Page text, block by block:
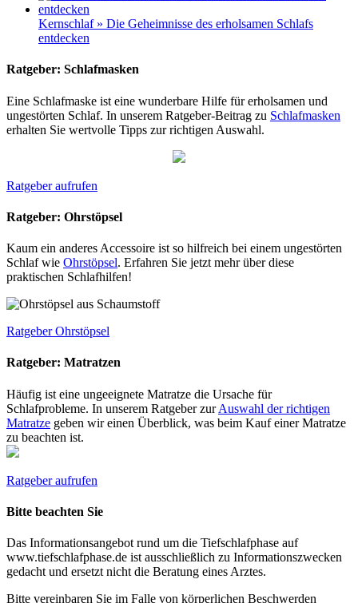
Kernschlaf » Die Geheimnisse des erholsamen Schlafs
entdecken
Ratgeber: Schlafmasken
Eine Schlafmaske ist eine wunderbare Hilfe für erholsamen und
ungestörten Schlaf. In unserem Ratgeber-Beitrag zu Schlafmasken
erhalten Sie wertvolle Tipps zur richtigen Auswahl.
Ratgeber aufrufen
Ratgeber: Ohrstöpsel
Kaum ein anderes Accessoire ist so hilfreich bei einem ungestörten
Schlaf wie Ohrstöpsel. Erfahren Sie jetzt mehr über diese
praktischen Schlafhilfen!
Ratgeber Ohrstöpsel
Ratgeber: Matratzen
Häufig ist eine ungeeignete Matratze die Ursache für
Schlafprobleme. In unserem Ratgeber zurAuswahl der richtigen
Matratze geben wir einen Überblick, was beim Kauf einer Matratze
zu beachten ist.
Ratgeber aufrufen
Bitte beachten Sie
Das Informationsangebot rund um die Tiefschlafphase auf
www.tiefschlafphase.de ist ausschließlich zu Informationszwecken
gedacht und ersetzt nicht die Beratung eines Arztes.
Bitte vereinbaren Sie im Falle von körperlichen Beschwerden